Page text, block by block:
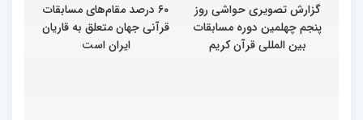
گزارش تصویری حواشی روز
پنجم چهلمین دوره مسابقات
بین المللی قرآن کریم
۶۰ درصد مقام‌های مسابقات
قرآنی جهان متعلق به قاریان
ایران است